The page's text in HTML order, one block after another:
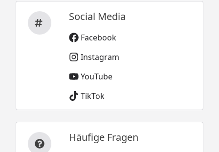
Social Media
Facebook
Instagram
YouTube
TikTok
Häufige Fragen